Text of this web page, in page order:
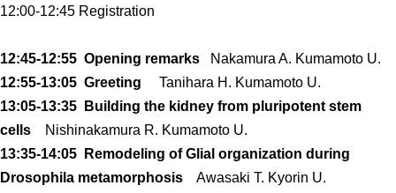
損傷修復分野
多能性幹細胞分野
幹細胞誘導分野
胎盤発生分野
12:00-12:45 Registration
12:45-12:55 Opening remarks Nakamura A. Kumamoto U.
12:55-13:05 Greeting Tanihara H. Kumamoto U.
13:05-13:35 Building the kidney from pluripotent stem
cells Nishinakamura R. Kumamoto U.
13:35-14:05 Remodeling of Glial organization during
Drosophila metamorphosis Awasaki T. Kyorin U.